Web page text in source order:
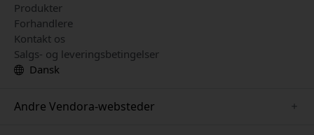
Produkter
Forhandlere
Kontakt os
Salgs- og leveringsbetingelser
Dansk
Andre Vendora-websteder